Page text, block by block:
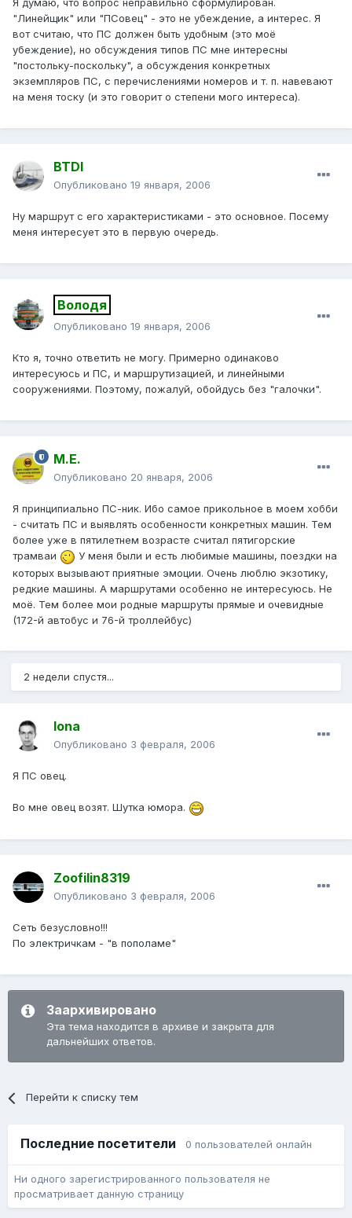
Я думаю, что вопрос неправильно сформулирован.
"Линейщик" или "ПСовец" - это не убеждение, а интерес. Я
вот считаю, что ПС должен быть удобным (это моё
убеждение), но обсуждения типов ПС мне интересны
"постольку-поскольку", а обсуждения конкретных
экземпляров ПС, с перечислениями номеров и т. п. навевают
на меня тоску (и это говорит о степени мого интереса).
BTDI
Опубликовано 19 января, 2006
Ну маршрут с его характеристиками - это основное. Посему
меня интересует это в первую очередь.
Володя
Опубликовано 19 января, 2006
Кто я, точно ответить не могу. Примерно одинаково
интересуюсь и ПС, и маршрутизацией, и линейными
сооружениями. Поэтому, пожалуй, обойдусь без "галочки".
М.Е.
Опубликовано 20 января, 2006
Я принципиально ПС-ник. Ибо самое прикольное в моем хобби
- считать ПС и выявлять особенности конкретных машин. Тем
более уже в пятилетнем возрасте считал пятигорские
трамваи
У меня были и есть любимые машины, поездки на
которых вызывают приятные эмоции. Очень люблю экзотику,
редкие машины. А маршрутами особенно не интересуюсь. Не
моё. Тем более мои родные маршруты прямые и очевидные
(172-й автобус и 76-й троллейбус)
2 недели спустя...
Iona
Опубликовано 3 февраля, 2006
Я ПС овец.
Во мне овец возят. Шутка юмора.
Zoofilin8319
Опубликовано 3 февраля, 2006
Сеть безусловно!!!
По электричкам - "в пополаме"
Заархивировано
Эта тема находится в архиве и закрыта для
дальнейших ответов.
Перейти к списку тем
Последние посетители 0 пользователей онлайн
Ни одного зарегистрированного пользователя не
просматривает данную страницу